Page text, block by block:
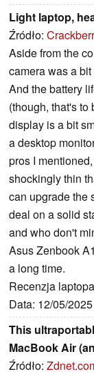
Light laptop,
Źródło:
Aside from the
camera was a
And the battery
(though, that's to
display is a bit
a desktop
pros I
shockingly thin
can upgrade the
deal on a solid
and who don't
Asus Zenbook
a long time.
Recenzja
Data: 12/05/2025
This
MacBook Air
Źródło: